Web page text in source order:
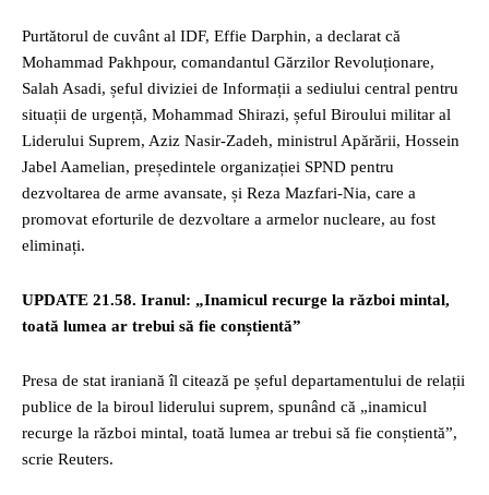
Purtătorul de cuvânt al IDF, Effie Darphin, a declarat că
Mohammad Pakhpour, comandantul Gărzilor Revoluționare,
Salah Asadi, șeful diviziei de Informații a sediului central pentru
situații de urgență, Mohammad Shirazi, șeful Biroului militar al
Liderului Suprem, Aziz Nasir-Zadeh, ministrul Apărării, Hossein
Jabel Aamelian, președintele organizației SPND pentru
dezvoltarea de arme avansate, și Reza Mazfari-Nia, care a
promovat eforturile de dezvoltare a armelor nucleare, au fost
eliminați.
UPDATE 21.58. Iranul: „Inamicul recurge la război mintal,
toată lumea ar trebui să fie conștientă”
Presa de stat iraniană îl citează pe șeful departamentului de relații
publice de la biroul liderului suprem, spunând că „inamicul
recurge la război mintal, toată lumea ar trebui să fie conștientă”,
scrie Reuters.